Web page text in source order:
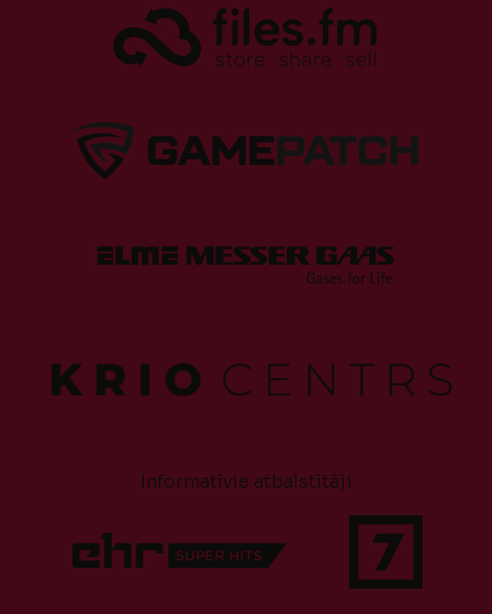
Informatīvie atbalstītāji